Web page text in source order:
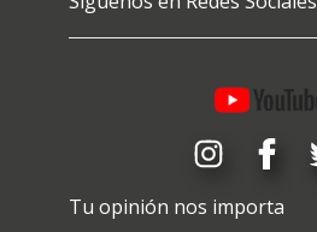
Tu opinión nos importa